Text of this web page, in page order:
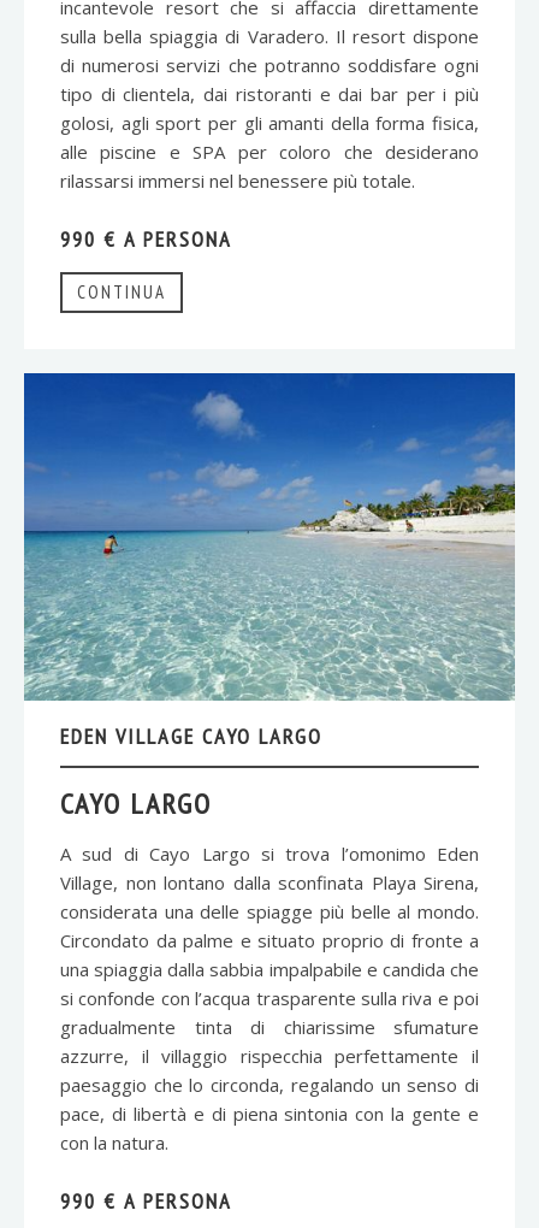
incantevole resort che si affaccia direttamente
sulla bella spiaggia di Varadero. Il resort dispone
di numerosi servizi che potranno soddisfare ogni
tipo di clientela, dai ristoranti e dai bar per i più
golosi, agli sport per gli amanti della forma fisica,
alle piscine e SPA per coloro che desiderano
rilassarsi immersi nel benessere più totale.
990 € A PERSONA
CONTINUA
EDEN VILLAGE CAYO LARGO
CAYO LARGO
A sud di Cayo Largo si trova l’omonimo Eden
Village, non lontano dalla sconfinata Playa Sirena,
considerata una delle spiagge più belle al mondo.
Circondato da palme e situato proprio di fronte a
una spiaggia dalla sabbia impalpabile e candida che
si confonde con l’acqua trasparente sulla riva e poi
gradualmente tinta di chiarissime sfumature
azzurre, il villaggio rispecchia perfettamente il
paesaggio che lo circonda, regalando un senso di
pace, di libertà e di piena sintonia con la gente e
con la natura.
990 € A PERSONA